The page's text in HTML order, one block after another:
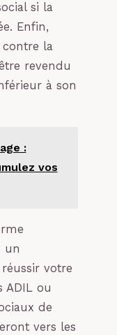
si la
Enfin,
contre la
revendu
à son
:
vos
un
votre
ADIL ou
de
vers les